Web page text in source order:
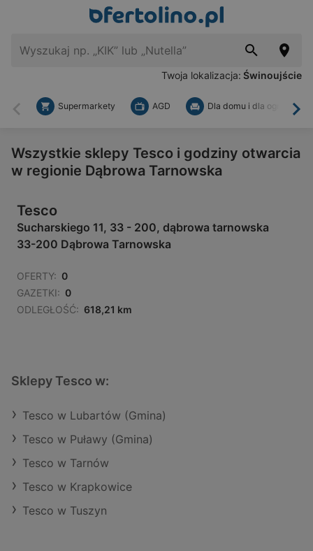
Twoja lokalizacja: Świnoujście
Wstecz
Supermarkety AGD Dla domu i dla ogrodu
Wszystkie sklepy Tesco i godziny otwarcia
w regionie Dąbrowa Tarnowska
Tesco
Sucharskiego 11, 33 - 200, dąbrowa tarnowska
33-200 Dąbrowa Tarnowska
OFERTY: 0
GAZETKI: 0
ODLEGŁOŚĆ: 618,21 km
Sklepy Tesco w:
Tesco w Lubartów (Gmina)
Tesco w Puławy (Gmina)
Tesco w Tarnów
Tesco w Krapkowice
Tesco w Tuszyn